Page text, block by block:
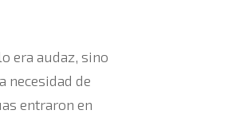
era audaz, sino
necesidad de
entraron en